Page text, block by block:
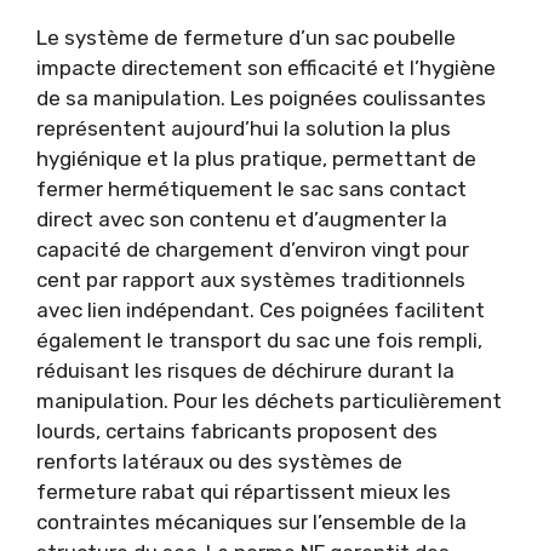
Le système de fermeture d’un sac poubelle
impacte directement son efficacité et l’hygiène
de sa manipulation. Les poignées coulissantes
représentent aujourd’hui la solution la plus
hygiénique et la plus pratique, permettant de
fermer hermétiquement le sac sans contact
direct avec son contenu et d’augmenter la
capacité de chargement d’environ vingt pour
cent par rapport aux systèmes traditionnels
avec lien indépendant. Ces poignées facilitent
également le transport du sac une fois rempli,
réduisant les risques de déchirure durant la
manipulation. Pour les déchets particulièrement
lourds, certains fabricants proposent des
renforts latéraux ou des systèmes de
fermeture rabat qui répartissent mieux les
contraintes mécaniques sur l’ensemble de la